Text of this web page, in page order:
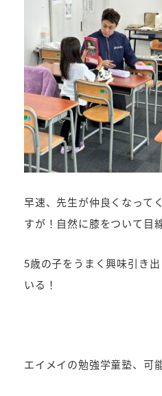
早速、先生が仲良くなって
すが！自然に膝をついて目
5歳の子をうまく興味引き
いる！
エイメイの勉強学童塾、可